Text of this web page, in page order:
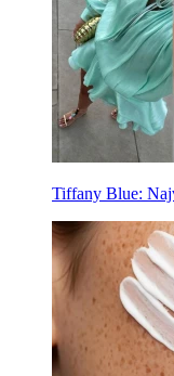
Tiffany Blue: